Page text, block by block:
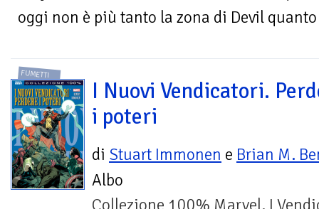
oggi non è più tanto la zona di Devil
FUMETTI
I Nuovi Vendicatori.
i poteri
di Stuart Immonen e Brian M.
Albo